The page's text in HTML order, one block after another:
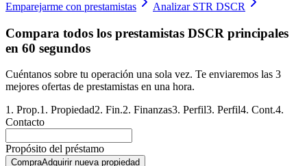
Emparejarme con prestamistas Analizar STR DSCR
Compara todos los prestamistas DSCR principales
en 60 segundos
Cuéntanos sobre tu operación una sola vez. Te enviaremos las 3
mejores ofertas de prestamistas en una hora.
1 . Prop.1 . Propiedad2. Fin.2. Finanzas3. Perfil3. Perfil4. Cont.4.
Contacto
Propósito del préstamo
CompraAdquirir nueva propiedad